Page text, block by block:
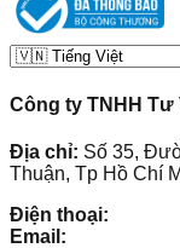
Công ty TNHH
Địa chỉ: Số 35,
Thuận, Tp Hồ Chí
Điện thoại:
Email: